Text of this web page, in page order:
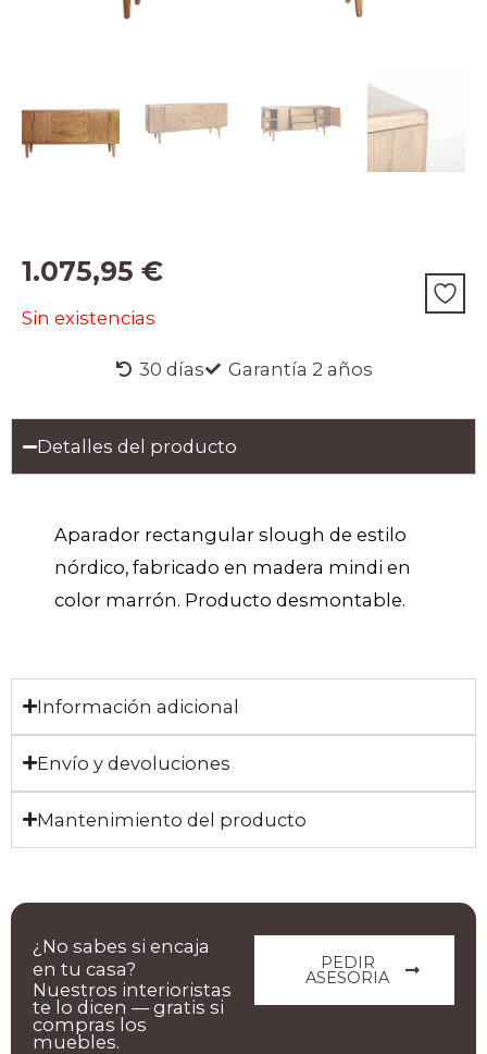
1.075,95 €
Sin existencias
30 días Garantía 2 años
Detalles del producto
Aparador rectangular slough de estilo
nórdico, fabricado en madera mindi en
color marrón. Producto desmontable.
Información adicional
Envío y devoluciones
Mantenimiento del producto
PEDIR
ASESORIA
¿No sabes si encaja
en tu casa?
Nuestros interioristas
te lo dicen — gratis si
compras los
muebles.